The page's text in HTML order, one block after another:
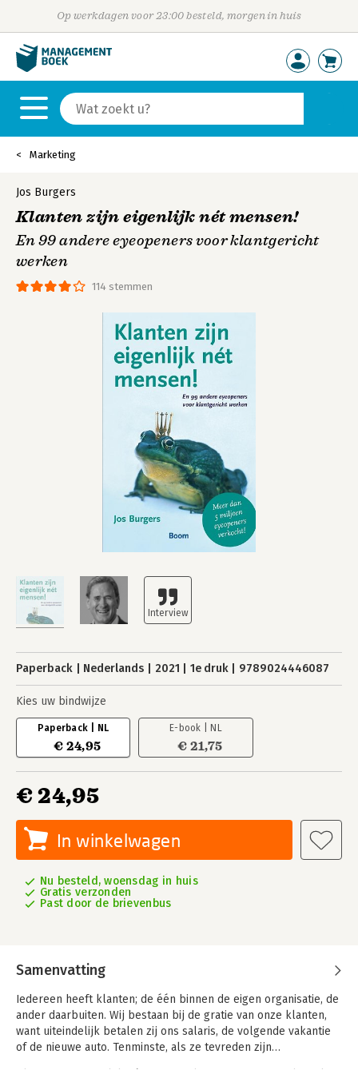
Op werkdagen voor 23:00 besteld, morgen in huis
Marketing
114 stemmen
Jos Burgers
Klanten zijn eigenlijk nét mensen!
En 99 andere eyeopeners voor klantgericht
werken
Paperback Nederlands 2021 1e druk 9789024446087
Kies uw bindwijze
Paperback | NL
€ 24,95
E-book | NL
€ 21,75
€ 24,95
In winkelwagen
Nu besteld, woensdag in huis
Gratis verzonden
Past door de brievenbus
Samenvatting
Iedereen heeft klanten; de één binnen de eigen organisatie, de
ander daarbuiten. Wij bestaan bij de gratie van onze klanten,
want uiteindelijk betalen zij ons salaris, de volgende vakantie
of de nieuwe auto. Tenminste, als ze tevreden zijn…